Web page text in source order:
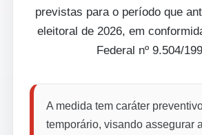
previstas para o período que
eleitoral de 2026, em
Federal nº 9.504/
A medida tem caráter
temporário, visando assegurar